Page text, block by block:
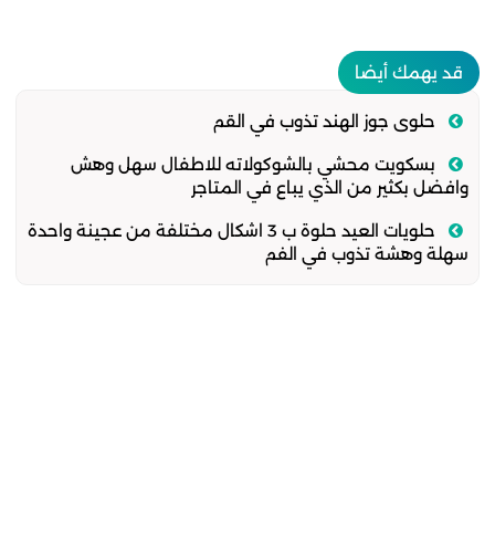
قد يهمك أيضا
حلوى جوز الهند تذوب في القم
بسكويت محشي بالشوكولاته للاطفال سهل وهش
وافضل بكثير من الذي يباع في المتاجر
حلويات العيد حلوة ب 3 اشكال مختلفة من عجينة واحدة
سهلة وهشة تذوب في الفم